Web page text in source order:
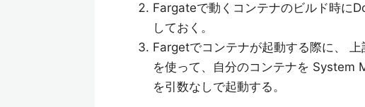
Fargateで動くコンテナのビルド時に
しておく。
Fargetでコンテナが起動する際に、 上
を使って、自分のコンテナを System
を引数なしで起動する。